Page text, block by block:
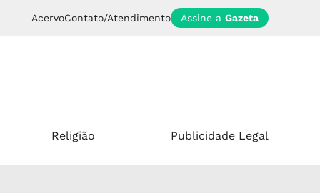
AcervoContato/Atendimento Assine a Gazeta
Religião Publicidade Legal